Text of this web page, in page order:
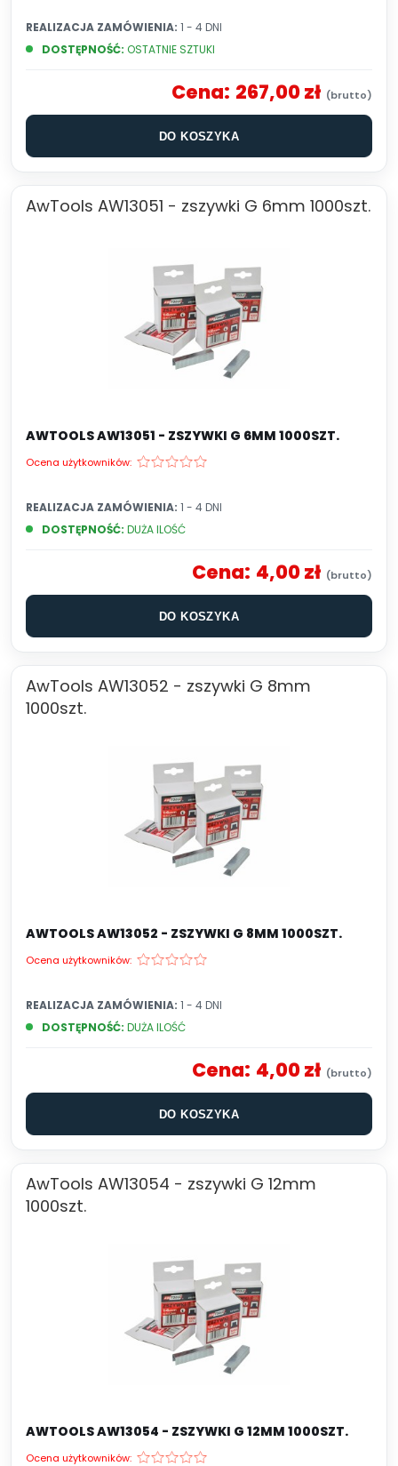
DOSTĘPNOŚĆ: OSTATNIE SZTUKI
REALIZACJA ZAMÓWIENIA: 1 - 4 DNI
Cena: 267,00 zł
DO KOSZYKA
AwTools AW13051 - zszywki G 6mm 1000szt.
AWTOOLS AW13051 - ZSZYWKI G 6MM 1000SZT.
Ocena użytkowników:
DOSTĘPNOŚĆ: DUŻA ILOŚĆ
REALIZACJA ZAMÓWIENIA: 1 - 4 DNI
Cena: 4,00 zł
DO KOSZYKA
AwTools AW13052 - zszywki G 8mm
1000szt.
AWTOOLS AW13052 - ZSZYWKI G 8MM 1000SZT.
Ocena użytkowników:
DOSTĘPNOŚĆ: DUŻA ILOŚĆ
REALIZACJA ZAMÓWIENIA: 1 - 4 DNI
Cena: 4,00 zł
DO KOSZYKA
AwTools AW13054 - zszywki G 12mm
1000szt.
AWTOOLS AW13054 - ZSZYWKI G 12MM 1000SZT.
Ocena użytkowników: